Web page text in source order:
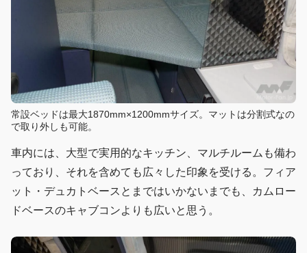
常設ベッドは最大1870mm×1200mmサイズ。マットは分割式なの
で取り外しも可能。
車内には、大型で実用的なキッチン、マルチルームも備わ
っており、それを含めても広々した印象を受ける。フィア
ット・デュカトベースとまではいかないまでも、カムロー
ドベースのキャブコンよりも広いと思う。